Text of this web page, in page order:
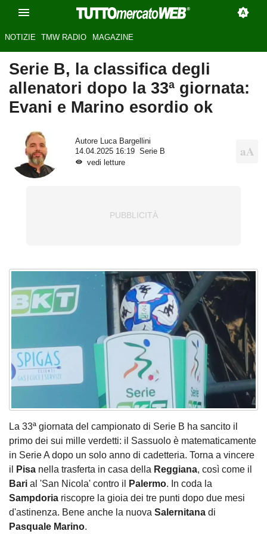
NOTIZIE TMW RADIO MAGAZINE
Serie B, la classifica degli
allenatori dopo la 33ª giornata:
Evani e Marino esordio ok
Autore Luca Bargellini
14.04.2025 16:19
Serie B
vedi letture
La 33ª giornata del campionato di Serie B ha sancito il
primo dei sui mille verdetti: il Sassuolo è matematicamente
in Serie A dopo un solo anno di cadetteria. Torna a vincere
il
Pisa nella trasferta in casa della Reggiana, così come il
Bari al 'San Nicola' contro il Palermo. In coda la
Sampdoria riscopre la gioia dei tre punti dopo due mesi
d'astinenza. Bene anche la nuova Salernitana di
Pasquale Marino.